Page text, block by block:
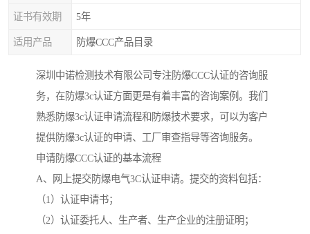
证书有效期 5年
适用产品 防爆CCC产品目录
深圳中诺检测技术有限公司专注防爆CCC认证的咨询服
务，在防爆3c认证方面更是有着丰富的咨询案例。我们
熟悉防爆3c认证申请流程和防爆技术要求，可以为客户
提供防爆3c认证的申请、工厂审查指导等咨询服务。
申请防爆CCC认证的基本流程
A、网上提交防爆电气3C认证申请。提交的资料包括：
（1）认证申请书；
（2）认证委托人、生产者、生产企业的注册证明；